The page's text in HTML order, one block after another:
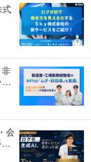
式
会